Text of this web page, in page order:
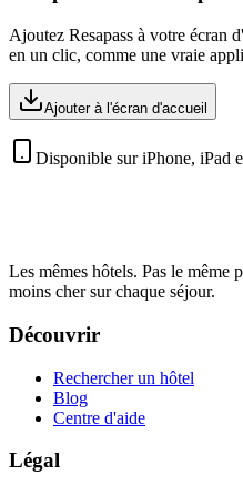
Ajoutez Resapass à votre écran
en un clic, comme une vraie
Ajouter à l'écran d'accueil
Disponible sur iPhone, iPad
Les mêmes hôtels. Pas le même
moins cher sur chaque séjour.
Découvrir
Rechercher un hôtel
Blog
Centre d'aide
Légal